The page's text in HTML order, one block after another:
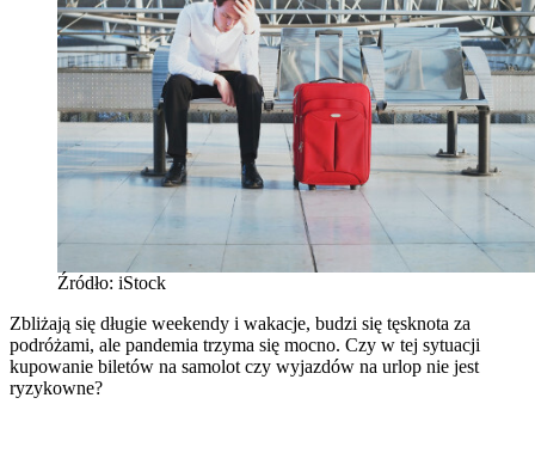
Źródło: iStock
Zbliżają się długie weekendy i wakacje, budzi się tęsknota za
podróżami, ale pandemia trzyma się mocno. Czy w tej sytuacji
kupowanie biletów na samolot czy wyjazdów na urlop nie jest
ryzykowne?